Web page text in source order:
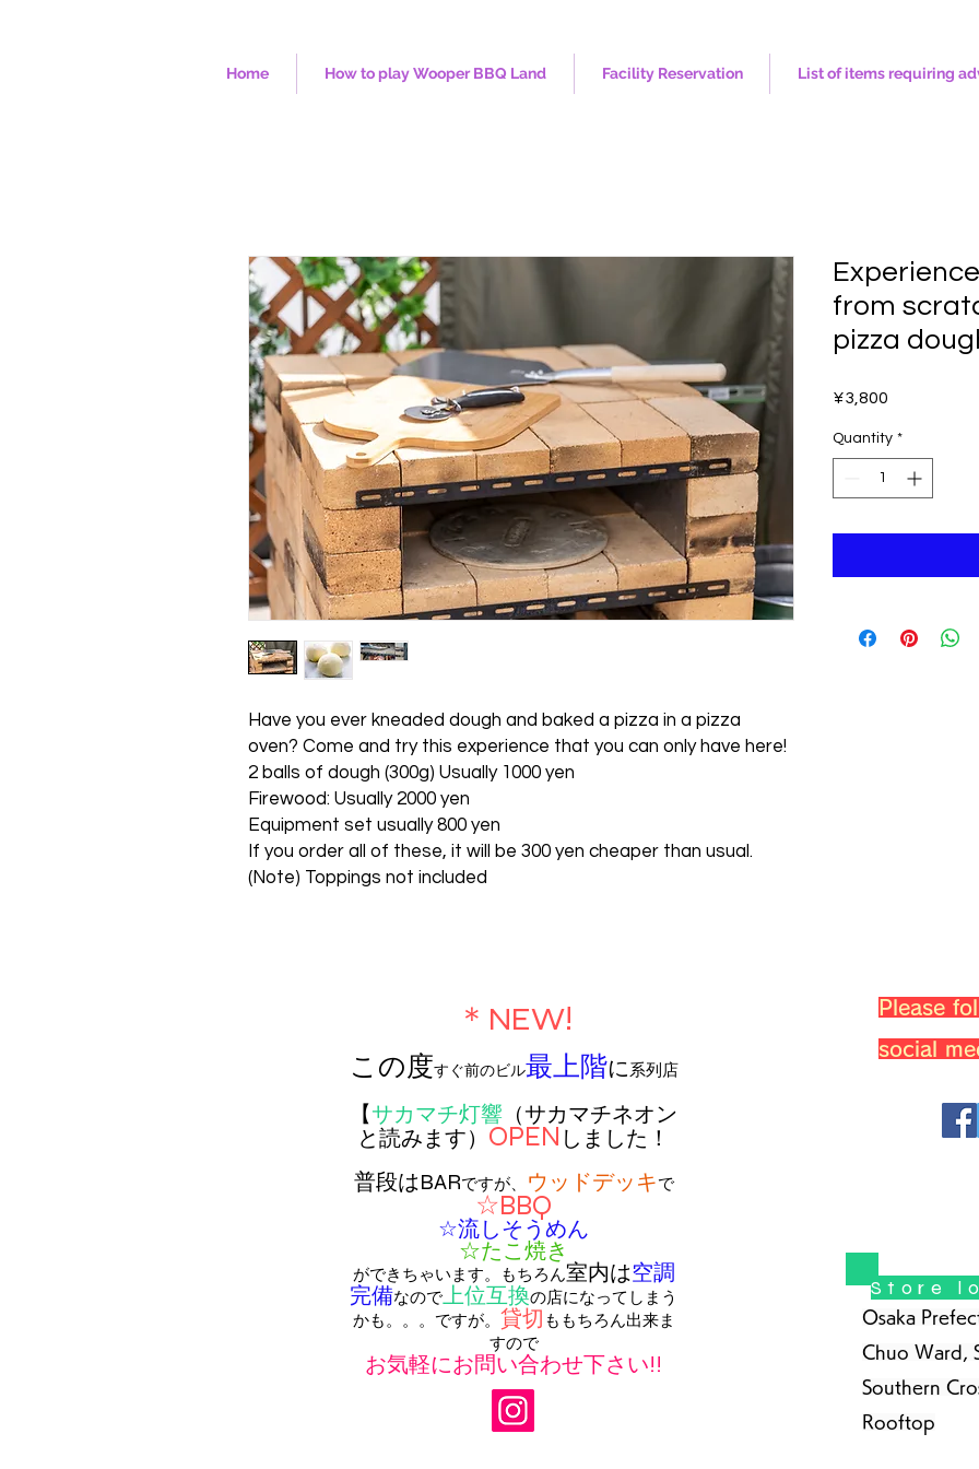
Home How to play Wooper BBQ Land Facility Reservation List of items requiring
Have you ever kneaded dough and baked a pizza in a pizza
oven? Come and try this experience that you can only have here!
2 balls of dough (300g) Usually 1000 yen
Firewood: Usually 2000 yen
Equipment set usually 800 yen
If you order all of these, it will be 300 yen cheaper than usual.
(Note) Toppings not included
from
pizza
¥3,800
Quantity *
​＊NEW!
この度すぐ前のビル最上階に系列店
【サカマチ灯響 （サカマチネオン
と読みます） OPEN しました！
普段はBARですが、 ウッドデッキで
☆BBQ
☆流しそうめん
☆たこ焼き
ができちゃいます。 もちろん室内は空調
完備なので上位互換の店になってしまう
かも。。。ですが。 貸切 ももちろん出来ま
すので
お気軽にお問い合わせ下さい!!
Please
social
Store
Osaka
Chuo Ward,
Southern
Rooftop